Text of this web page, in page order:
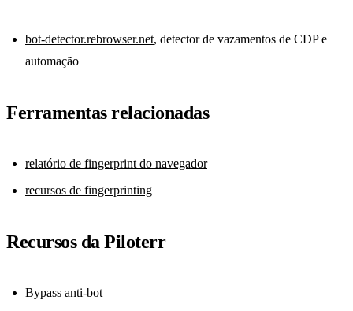
bot-detector.rebrowser.net, detector de vazamentos de CDP e
automação
Ferramentas relacionadas
relatório de fingerprint do navegador
recursos de fingerprinting
Recursos da Piloterr
Bypass anti-bot